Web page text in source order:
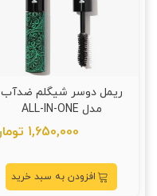
ریمل دوسر شیگلم ضدآب
مدل ALL-IN-ONE
1,650,000 تومان
افزودن به سبد خرید